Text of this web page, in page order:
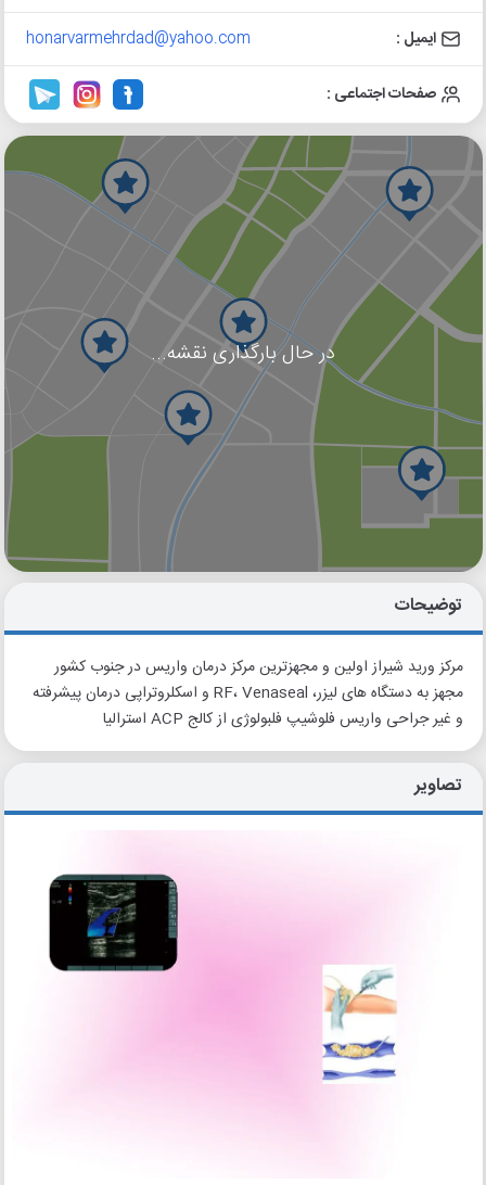
ایمیل : honarvarmehrdad@yahoo.com
صفحات اجتماعی :
در حال بارگذاری نقشه...
گوگل
توضیحات
مرکز ورید شیراز اولین و مجهزترین مرکز درمان واریس در جنوب کشور
مجهز به دستگاه های لیزر، RF، Venaseal و اسکلروتراپی درمان پیشرفته
و غیر جراحی واریس فلوشیپ فلبولوژی از کالج ACP استرالیا
تصاویر